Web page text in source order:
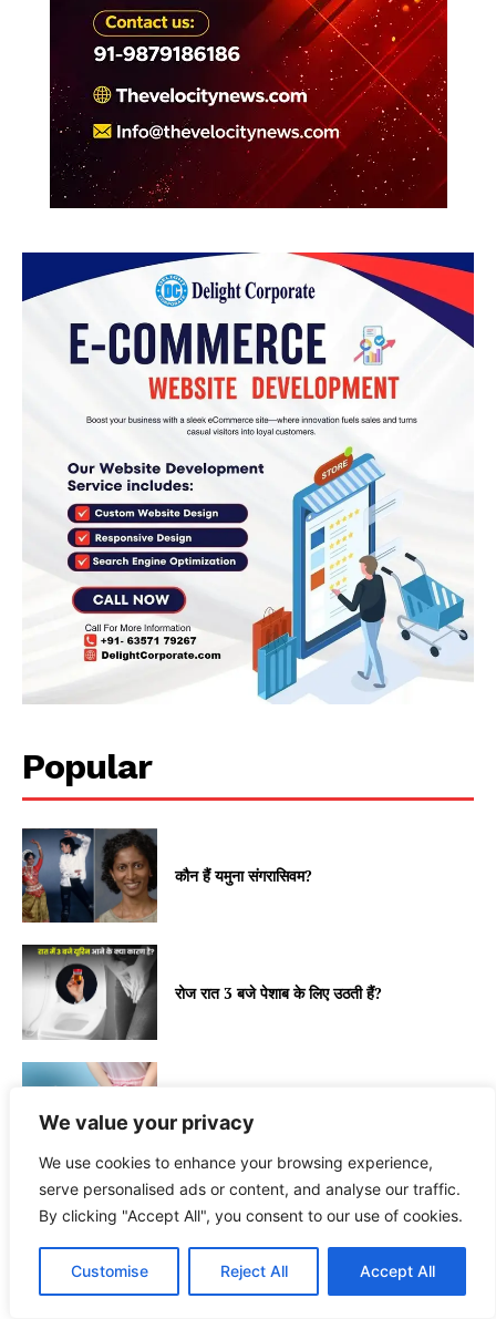
We value your privacy
We use cookies to enhance your browsing experience,
serve personalised ads or content, and analyse our traffic.
By clicking "Accept All", you consent to our use of cookies.
Customise Reject All Accept All
Popular
कौन हैं यमुना संगरासिवम?
रोज रात 3 बजे पेशाब के लिए उठती हैं?
क्या आप भी घंटों यूरिन रोकती हैं?
विटामिन D बढ़ाने के लिए क्या करें?